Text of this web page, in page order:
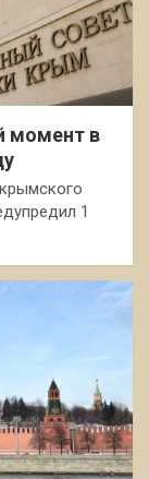
момент в
1